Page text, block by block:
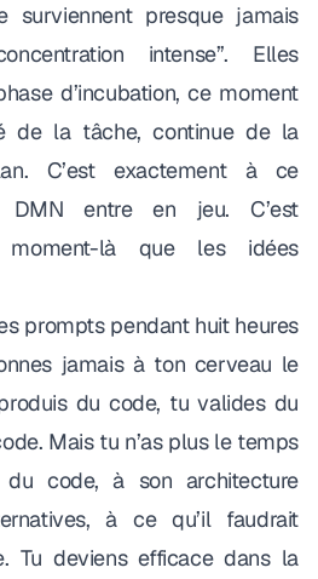
surviennent presque jamais
intense”. Elles
d’incubation, ce moment
de la tâche, continue de la
C’est exactement à ce
entre en jeu. C’est
là que les idées
prompts pendant huit heures
jamais à ton cerveau le
du code, tu valides du
Mais tu n’as plus le temps
code, à son architecture
à ce qu’il faudrait
Tu deviens efficace dans la